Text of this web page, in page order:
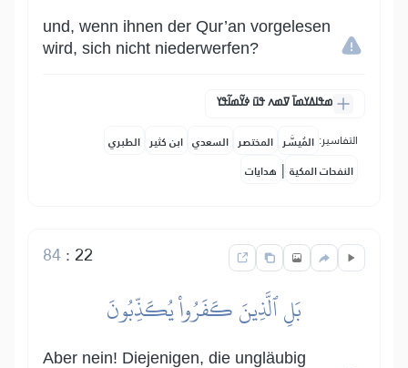
und, wenn ihnen der Qur’an vorgelesen
wird, sich nicht niederwerfen?
ߘߟߊߡߌߘߊ߫ ߜߘߍ ߟߎ߫ ߦߌ߬ߘߊ߬ߟߌ
التفاسير: المُيسَّر المختصر السعدي ابن كثير الطبري
النفحات المكية | هدايات
22
:
84
بَلِ ٱلَّذِينَ كَفَرُواْ يُكَذِّبُونَ
Aber nein! Diejenigen, die ungläubig